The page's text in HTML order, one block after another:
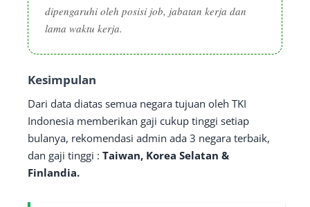
dipengaruhi oleh posisi job, jabatan kerja dan
lama waktu kerja.
Kesimpulan
Dari data diatas semua negara tujuan oleh TKI
Indonesia memberikan gaji cukup tinggi setiap
bulanya, rekomendasi admin ada 3 negara terbaik,
dan gaji tinggi : Taiwan, Korea Selatan &
Finlandia.